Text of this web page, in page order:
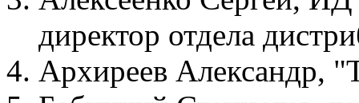
директор отдела
Архиреев Александр,